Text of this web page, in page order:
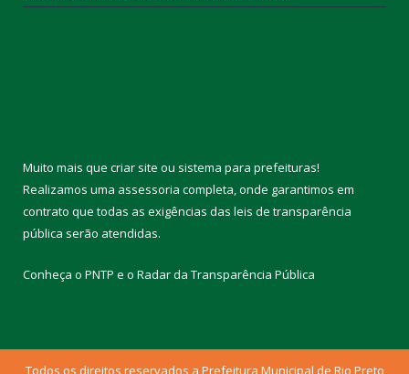
Muito mais que criar site ou sistema para prefeituras!
Realizamos uma assessoria completa, onde garantimos em
contrato que todas as exigências das leis de transparência
pública serão atendidas.
Conheça o PNTP e o Radar da Transparência Pública